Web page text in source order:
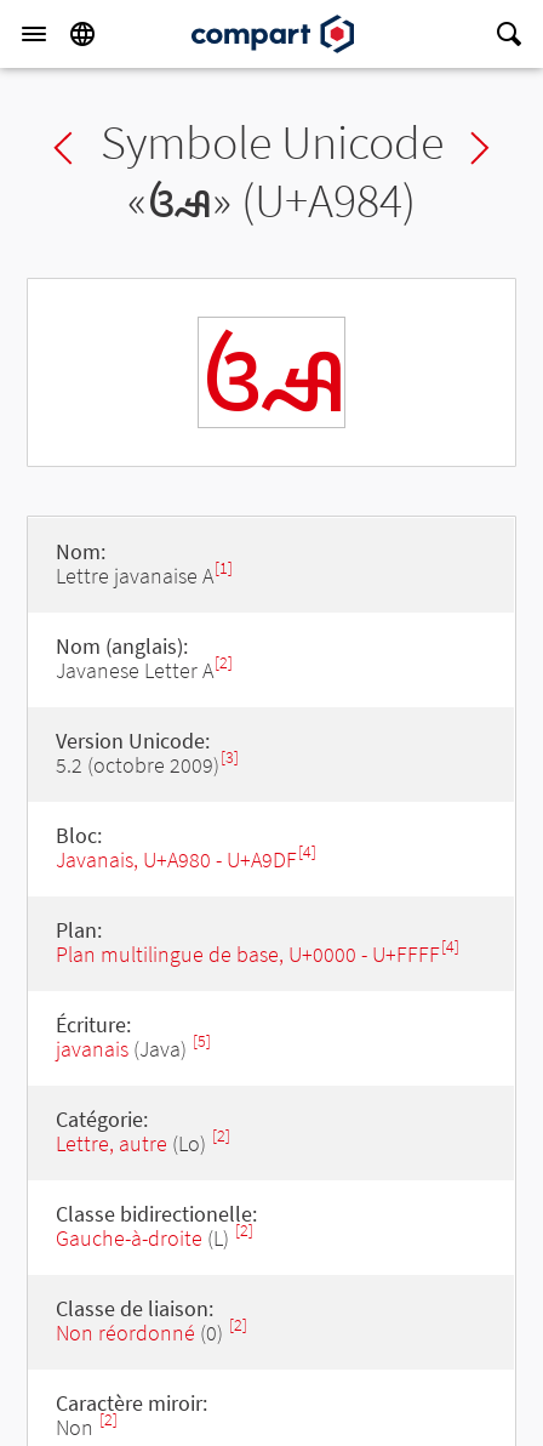
Previous char
Symbole Unicode
«ꦄ» (U+A984)
ꦄ
Nom:
Lettre javanaise A[1]
Nom (anglais):
Javanese Letter A[2]
Version Unicode:
5.2 (octobre 2009)[3]
Bloc:
Javanais, U+A980 - U+A9DF[4]
Plan:
Plan multilingue de base, U+0000 - U+FFFF[4]
Écriture:
javanais(Java) [5]
Catégorie:
Lettre, autre (Lo) [2]
Classe bidirectionelle:
Gauche-à-droite (L) [2]
Classe de liaison:
Non réordonné (0) [2]
Caractère miroir:
Non [2]